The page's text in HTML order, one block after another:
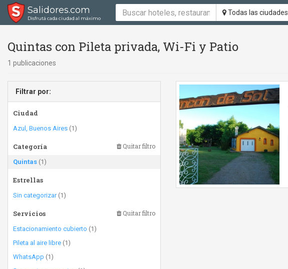
Salidores.com
Disfrutá cada ciudad al máximo
Todas las ciudades
Quintas con Pileta privada, Wi-Fi y Patio
1 publicaciones
Filtrar por:
Ciudad
Azul, Buenos Aires (1)
Categoría Quitar filtro
Quintas (1)
Estrellas
Sin categorizar(1)
Servicios Quitar filtro
Estacionamiento cubierto (1)
Pileta al aire libre (1)
WhatsApp (1)